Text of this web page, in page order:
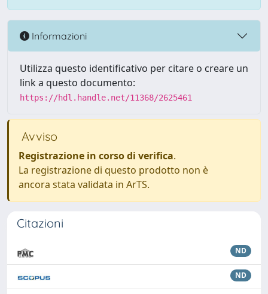
Informazioni
Utilizza questo identificativo per citare o creare un
link a questo documento:
https://hdl.handle.net/11368/2625461
Avviso
Registrazione in corso di verifica.
La registrazione di questo prodotto non è
ancora stata validata in ArTS.
Citazioni
ND
ND